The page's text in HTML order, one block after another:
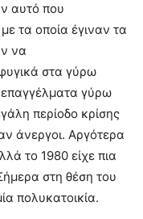
αυτό που
τα οποία έγιναν τα
να
στα γύρω
επαγγέλματα γύρω
περίοδο κρίσης
άνεργοι. Αργότερα
το 1980 είχε πια
στη θέση του
πολυκατοικία.